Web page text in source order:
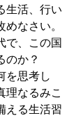
生活、行い
なさい。
で、この国
のか？
を思考し
理なるみこ
える生活習